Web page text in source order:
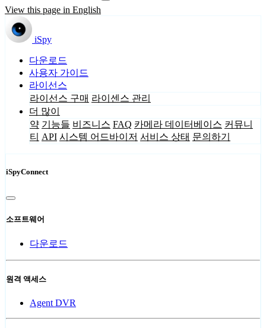
View this page in English
iSpy
다운로드
사용자 가이드
라이선스
라이선스 구매 라이센스 관리
더 많이
약 기능들 비즈니스 FAQ 카메라 데이터베이스 커뮤니
티 API 시스템 어드바이저 서비스 상태 문의하기
iSpyConnect
소프트웨어
다운로드
원격 액세스
Agent DVR